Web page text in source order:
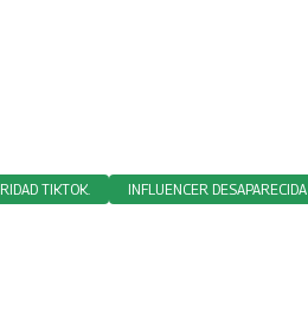
TIKTOK. INFLUENCER DESAPARECIDA